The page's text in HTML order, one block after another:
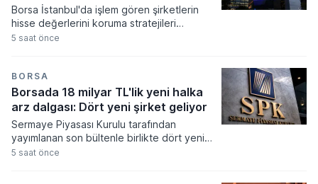
Borsa İstanbul'da işlem gören şirketlerin
hisse değerlerini koruma stratejileri
kapsamında yürüttükleri pay geri alım
üzerinden yapılan son bildirimlerde
aralarında enerji ve gayrimenkul
sektöründen dev isimlerin de bulunduğu
altı farklı kuruluşun piyasadan alım yaptığı
görülüyor.
5 saat önce
BORSA
Borsada 18 milyar TL'lik yeni halka
arz dalgası: Dört yeni şirket geliyor
Sermaye Piyasası Kurulu tarafından
yayımlanan son bültenle birlikte dört yeni
şirketin halka arz başvurusuna onay
5 saat önce